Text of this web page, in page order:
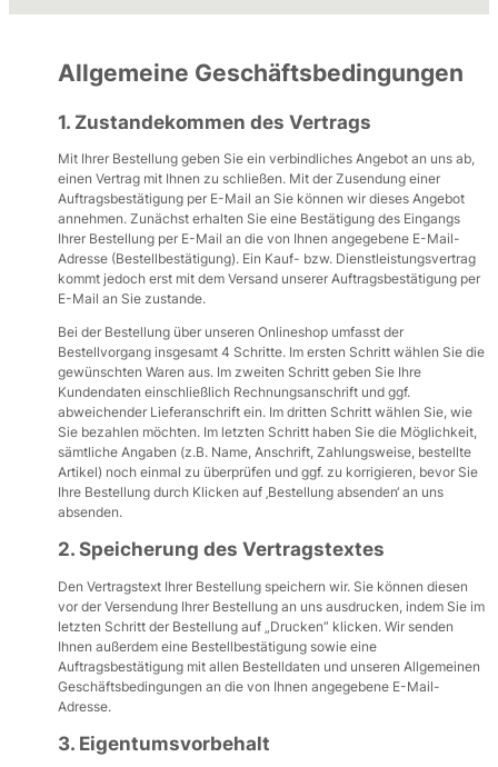
Allgemeine Geschäftsbedingungen
1. Zustandekommen des Vertrags
Mit Ihrer Bestellung geben Sie ein verbindliches Angebot an uns ab,
einen Vertrag mit Ihnen zu schließen. Mit der Zusendung einer
Auftragsbestätigung per E-Mail an Sie können wir dieses Angebot
annehmen. Zunächst erhalten Sie eine Bestätigung des Eingangs
Ihrer Bestellung per E-Mail an die von Ihnen angegebene E-Mail-
Adresse (Bestellbestätigung). Ein Kauf- bzw. Dienstleistungsvertrag
kommt jedoch erst mit dem Versand unserer Auftragsbestätigung per
E-Mail an Sie zustande.
Bei der Bestellung über unseren Onlineshop umfasst der
Bestellvorgang insgesamt 4 Schritte. Im ersten Schritt wählen Sie die
gewünschten Waren aus. Im zweiten Schritt geben Sie Ihre
Kundendaten einschließlich Rechnungsanschrift und ggf.
abweichender Lieferanschrift ein. Im dritten Schritt wählen Sie, wie
Sie bezahlen möchten. Im letzten Schritt haben Sie die Möglichkeit,
sämtliche Angaben (z.B. Name, Anschrift, Zahlungsweise, bestellte
Artikel) noch einmal zu überprüfen und ggf. zu korrigieren, bevor Sie
Ihre Bestellung durch Klicken auf ‚Bestellung absenden‘ an uns
absenden.
2. Speicherung des Vertragstextes
Den Vertragstext Ihrer Bestellung speichern wir. Sie können diesen
vor der Versendung Ihrer Bestellung an uns ausdrucken, indem Sie im
letzten Schritt der Bestellung auf „Drucken” klicken. Wir senden
Ihnen außerdem eine Bestellbestätigung sowie eine
Auftragsbestätigung mit allen Bestelldaten und unseren Allgemeinen
Geschäftsbedingungen an die von Ihnen angegebene E-Mail-
Adresse.
3. Eigentumsvorbehalt